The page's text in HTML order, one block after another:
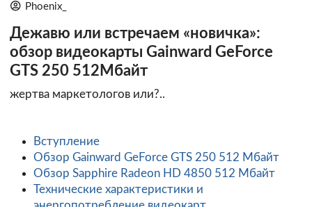
Phoenix_
Дежавю или встречаем «новичка»:
обзор видеокарты Gainward GeForce
GTS 250 512Mбайт
жертва маркетологов или?..
Вступление
Обзор Gainward GeForce GTS 250 512 Мбайт
Обзор Sapphire Radeon HD 4850 512 Мбайт
Технические характеристики и